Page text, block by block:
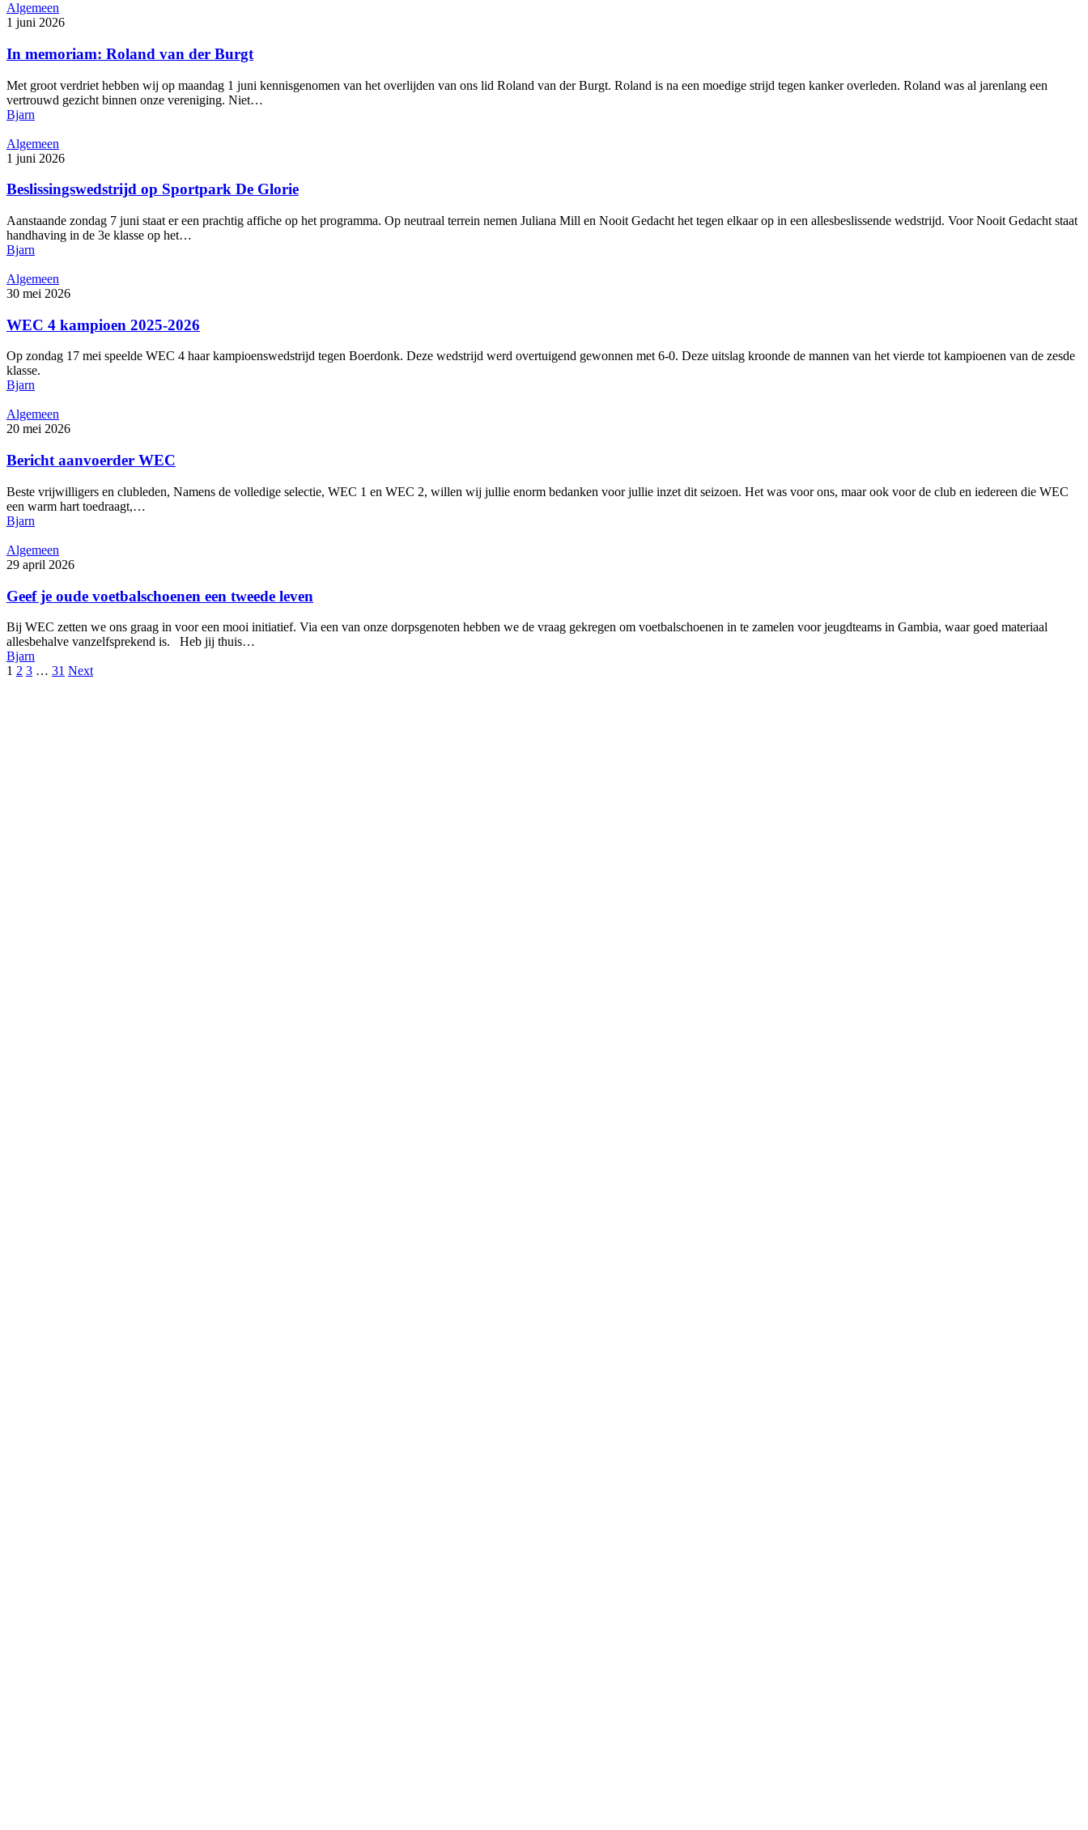
Algemeen
1 juni 2026
In memoriam: Roland van der Burgt
Met groot verdriet hebben wij op maandag 1 juni kennisgenomen van het overlijden van ons lid Roland van der Burgt. Roland is na een moedige strijd tegen kanker overleden. Roland was al jarenlang een
vertrouwd gezicht binnen onze vereniging. Niet…
Bjarn
Algemeen
1 juni 2026
Beslissingswedstrijd op Sportpark De Glorie
Aanstaande zondag 7 juni staat er een prachtig affiche op het programma. Op neutraal terrein nemen Juliana Mill en Nooit Gedacht het tegen elkaar op in een allesbeslissende wedstrijd. Voor Nooit Gedacht staat
handhaving in de 3e klasse op het…
Bjarn
Algemeen
30 mei 2026
WEC 4 kampioen 2025-2026
Op zondag 17 mei speelde WEC 4 haar kampioenswedstrijd tegen Boerdonk. Deze wedstrijd werd overtuigend gewonnen met 6-0. Deze uitslag kroonde de mannen van het vierde tot kampioenen van de zesde
klasse.
Bjarn
Algemeen
20 mei 2026
Bericht aanvoerder WEC
Beste vrijwilligers en clubleden, Namens de volledige selectie, WEC 1 en WEC 2, willen wij jullie enorm bedanken voor jullie inzet dit seizoen. Het was voor ons, maar ook voor de club en iedereen die WEC
een warm hart toedraagt,…
Bjarn
Algemeen
29 april 2026
Geef je oude voetbalschoenen een tweede leven
Bij WEC zetten we ons graag in voor een mooi initiatief. Via een van onze dorpsgenoten hebben we de vraag gekregen om voetbalschoenen in te zamelen voor jeugdteams in Gambia, waar goed materiaal
allesbehalve vanzelfsprekend is. Heb jij thuis…
Bjarn
1 2 3 … 31 Next